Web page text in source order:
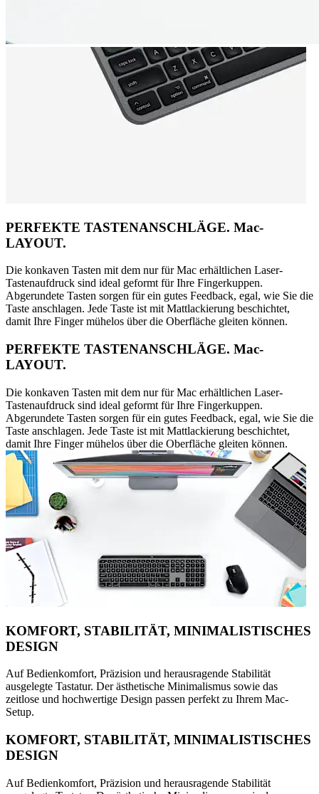
PERFEKTE TASTENANSCHLÄGE. Mac-
LAYOUT.
Die konkaven Tasten mit dem nur für Mac erhältlichen Laser-
Tastenaufdruck sind ideal geformt für Ihre Fingerkuppen.
Abgerundete Tasten sorgen für ein gutes Feedback, egal, wie Sie die
Taste anschlagen. Jede Taste ist mit Mattlackierung beschichtet,
damit Ihre Finger mühelos über die Oberfläche gleiten können.
PERFEKTE TASTENANSCHLÄGE. Mac-
LAYOUT.
Die konkaven Tasten mit dem nur für Mac erhältlichen Laser-
Tastenaufdruck sind ideal geformt für Ihre Fingerkuppen.
Abgerundete Tasten sorgen für ein gutes Feedback, egal, wie Sie die
Taste anschlagen. Jede Taste ist mit Mattlackierung beschichtet,
damit Ihre Finger mühelos über die Oberfläche gleiten können.
KOMFORT, STABILITÄT, MINIMALISTISCHES
DESIGN
Auf Bedienkomfort, Präzision und herausragende Stabilität
ausgelegte Tastatur. Der ästhetische Minimalismus sowie das
zeitlose und hochwertige Design passen perfekt zu Ihrem Mac-
Setup.
KOMFORT, STABILITÄT, MINIMALISTISCHES
DESIGN
Auf Bedienkomfort, Präzision und herausragende Stabilität